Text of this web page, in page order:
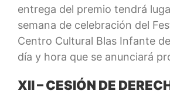
entrega del premio tendrá
semana de celebración del
Centro Cultural Blas Infante
día y hora que se anunciará
XII – CESIÓN DE